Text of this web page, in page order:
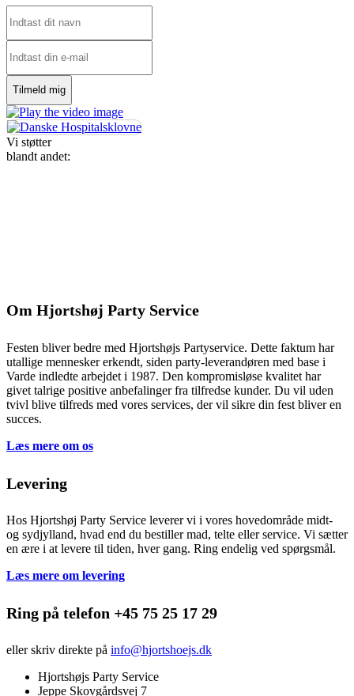
Vi støtter
blandt andet:
Om Hjortshøj Party Service
Festen bliver bedre med Hjortshøjs Partyservice. Dette faktum har
utallige mennesker erkendt, siden party-leverandøren med base i
Varde indledte arbejdet i 1987. Den kompromisløse kvalitet har
givet talrige positive anbefalinger fra tilfredse kunder. Du vil uden
tvivl blive tilfreds med vores services, der vil sikre din fest bliver en
succes.
Læs mere om os
Levering
Hos Hjortshøj Party Service leverer vi i vores hovedområde midt-
og sydjylland, hvad end du bestiller mad, telte eller service. Vi sætter
en ære i at levere til tiden, hver gang. Ring endelig ved spørgsmål.
Læs mere om levering
Ring på telefon +45 75 25 17 29
eller skriv direkte på info@hjortshoejs.dk
Hjortshøjs Party Service
Jeppe Skovgårdsvej 7